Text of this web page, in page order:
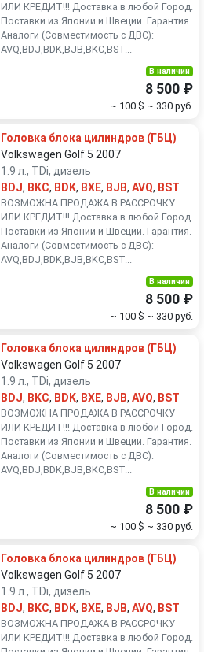
ИЛИ КРЕДИТ!!! Доставка в любой Город.
Поставки из Японии и Швеции. Гарантия.
Аналоги (Совместимость с ДВС):
AVQ,BDJ,BDK,BJB,BKC,BST...
В наличии
8 500 ₽
~ 100 $ ~ 330 руб.
Головка блока цилиндров (ГБЦ)
Volkswagen Golf 5 2007
1.9 л., TDi, дизель
BDJ, BKC, BDK, BXE, BJB, AVQ, BST
ВОЗМОЖНА ПРОДАЖА В РАССРОЧКУ
ИЛИ КРЕДИТ!!! Доставка в любой Город.
Поставки из Японии и Швеции. Гарантия.
Аналоги (Совместимость с ДВС):
AVQ,BDJ,BDK,BJB,BKC,BST...
В наличии
8 500 ₽
~ 100 $ ~ 330 руб.
Головка блока цилиндров (ГБЦ)
Volkswagen Golf 5 2007
1.9 л., TDi, дизель
BDJ, BKC, BDK, BXE, BJB, AVQ, BST
ВОЗМОЖНА ПРОДАЖА В РАССРОЧКУ
ИЛИ КРЕДИТ!!! Доставка в любой Город.
Поставки из Японии и Швеции. Гарантия.
Аналоги (Совместимость с ДВС):
AVQ,BDJ,BDK,BJB,BKC,BST...
В наличии
8 500 ₽
~ 100 $ ~ 330 руб.
Головка блока цилиндров (ГБЦ)
Volkswagen Golf 5 2007
1.9 л., TDi, дизель
BDJ, BKC, BDK, BXE, BJB, AVQ, BST
ВОЗМОЖНА ПРОДАЖА В РАССРОЧКУ
ИЛИ КРЕДИТ!!! Доставка в любой Город.